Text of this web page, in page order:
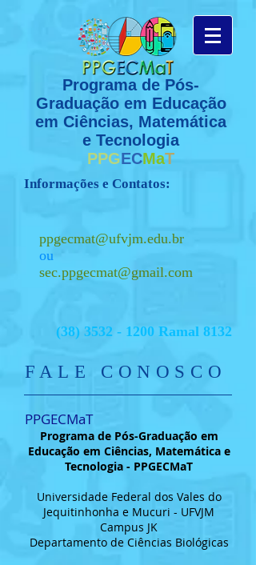
Programa de Pós-
Graduação em Educação
em Ciências, Matemática
e Tecnologia
PPGECMaT
Informações e Contatos:
ppgecmat@ufvjm.edu.br
ou
sec.ppgecmat@gmail.com
(38) 3532 - 1200 Ramal 8132
FALE CONOSCO
PPGECMaT
Programa de Pós-Graduação em
Educação em Ciências, Matemática e
Tecnologia - PPGECMaT
Universidade Federal dos Vales do
Jequitinhonha e Mucuri - UFVJM
Campus JK
Departamento de Ciências Biológicas